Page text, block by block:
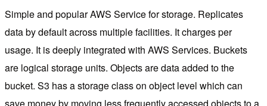
Simple and popular AWS Service for storage. Replicates
data by default across multiple facilities. It charges per
usage. It is deeply integrated with AWS Services. Buckets
are logical storage units. Objects are data added to the
bucket. S3 has a storage class on object level which can